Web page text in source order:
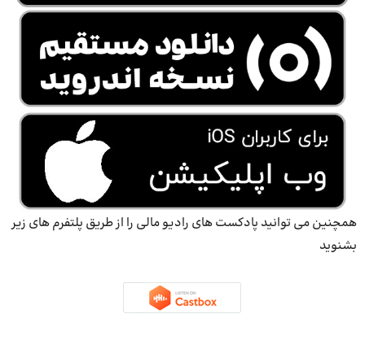
همچنین می توانید پادکست های رادیو مالی را از طریق پلتفرم های زیر
بشنوید